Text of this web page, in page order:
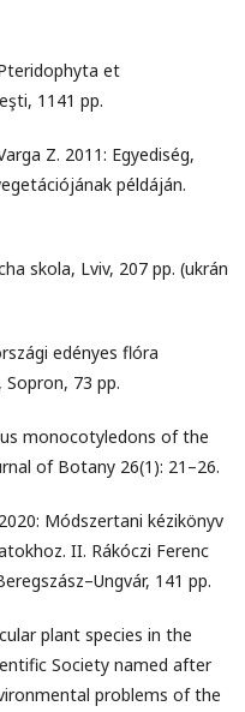
et
1141 pp.
Z. 2011: Egyediség,
példáján.
skola, Lviv, 207 pp. (ukrán
edényes flóra
73 pp.
monocotyledons of the
of Botany 26(1): 21–26.
Módszertani kézikönyv
II. Rákóczi Ferenc
141 pp.
plant species in the
Society named after
problems of the